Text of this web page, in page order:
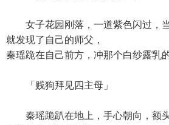
女子花园刚落，一道紫色闪过，当
就发现了自己的师父，
秦瑶跪在自己前方，冲那个白纱露乳
「贱狗拜见四主母」
秦瑶跪趴在地上，手心朝向，额